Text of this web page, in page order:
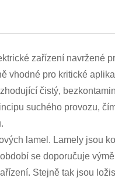
zařízení navržené
vhodné pro kritické
čistý,
suchého provozu,
lamel. Lamely jsou
se doporučuje
Stejně tak jsou